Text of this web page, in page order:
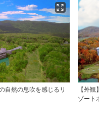
自然の息吹を感じるリ
【外
ゾート